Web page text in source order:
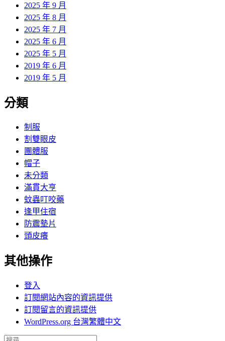
2025 年 9 月
2025 年 8 月
2025 年 7 月
2025 年 6 月
2025 年 5 月
2019 年 6 月
2019 年 5 月
分類
制服
割雙眼皮
團體服
帽子
未分類
滿貫大亨
蚊蟲叮咬藥
逢甲住宿
防震墊片
頭皮癢
其他操作
登入
訂閱網站內容的資訊提供
訂閱留言的資訊提供
WordPress.org 台灣繁體中文